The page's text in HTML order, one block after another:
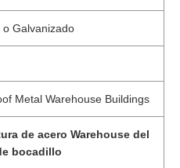
o Galvanizado
Metal Warehouse Buildings
de acero Warehouse del
bocadillo